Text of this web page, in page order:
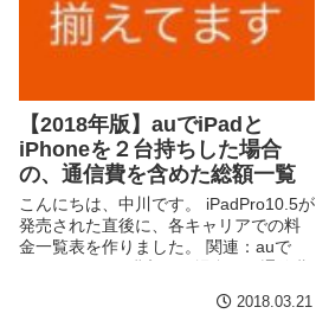
【2018年版】auでiPadと
iPhoneを２台持ちした場合
の、通信費を含めた総額一覧
こんにちは、中川です。 iPadPro10.5が
発売された直後に、各キャリアでの料
金一覧表を作りました。 関連：auで
2018.03.21